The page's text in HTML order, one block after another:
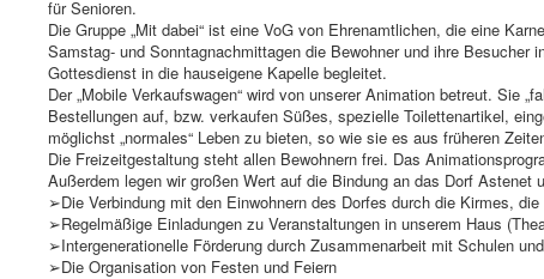
für Senioren.
Die Gruppe „Mit dabei“ ist eine VoG von Ehrenamtlichen, die eine
Samstag- und Sonntagnachmittagen die Bewohner und ihre
Gottesdienst in die hauseigene Kapelle begleitet.
Der „Mobile Verkaufswagen“ wird von unserer Animation betreut. Sie
Bestellungen auf, bzw. verkaufen Süßes, spezielle Toilettenartikel,
möglichst „normales“ Leben zu bieten, so wie sie es aus früheren
Die Freizeitgestaltung steht allen Bewohnern frei. Das
Außerdem legen wir großen Wert auf die Bindung an das Dorf Astenet
➢Die Verbindung mit den Einwohnern des Dorfes durch die Kirmes,
➢Regelmäßige Einladungen zu Veranstaltungen in unserem Haus
➢Intergenerationelle Förderung durch Zusammenarbeit mit Schulen
➢Die Organisation von Festen und Feiern